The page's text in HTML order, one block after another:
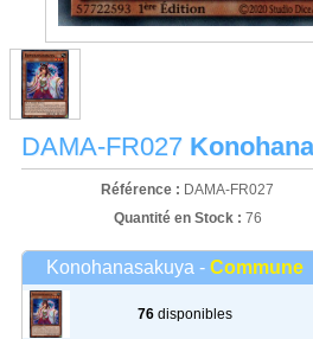
DAMA-FR027
Référence : DAMA-FR027
Quantité en Stock : 76
Konohanasakuya - Commune
76disponibles